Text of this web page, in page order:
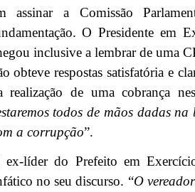
assinar a Comissão
O Presidente em
inclusive a lembrar de uma
obteve respostas satisfatória e
realização de uma cobrança
todos de mãos dadas
a corrupção”.
ex-líder do Prefeito em
no seu discurso. “O